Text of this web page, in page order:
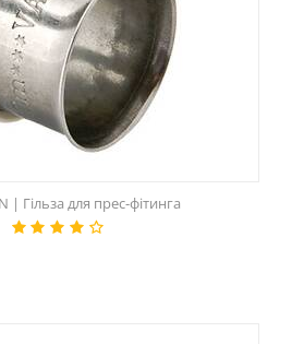
| Гільза для прес-фітинга